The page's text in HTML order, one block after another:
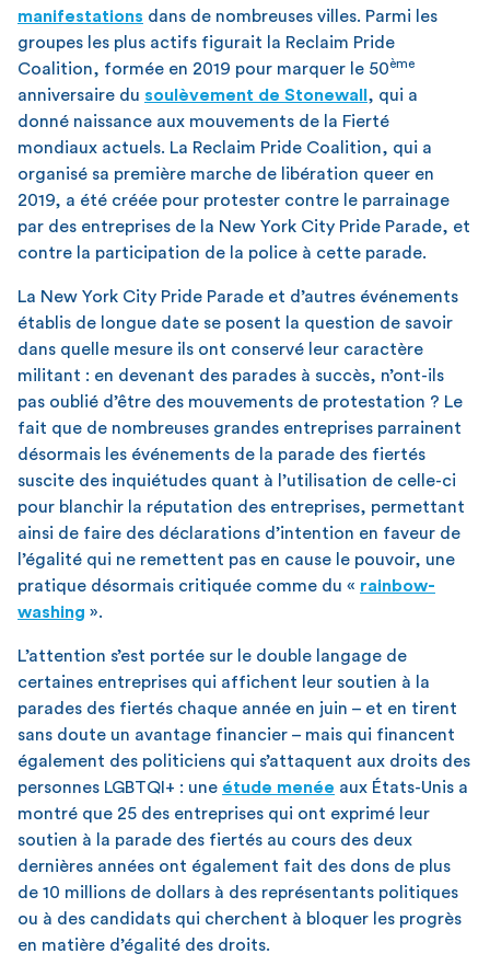
manifestations dans de nombreuses villes. Parmi les
groupes les plus actifs figurait la Reclaim Pride
Coalition, formée en 2019 pour marquer le 50ème
anniversaire du soulèvement de Stonewall , qui a
donné naissance aux mouvements de la Fierté
mondiaux actuels. La Reclaim Pride Coalition, qui a
organisé sa première marche de libération queer en
2019, a été créée pour protester contre le parrainage
par des entreprises de la New York City Pride Parade, et
contre la participation de la police à cette parade.
La New York City Pride Parade et d’autres événements
établis de longue date se posent la question de savoir
dans quelle mesure ils ont conservé leur caractère
militant : en devenant des parades à succès, n’ont-ils
pas oublié d’être des mouvements de protestation ? Le
fait que de nombreuses grandes entreprises parrainent
désormais les événements de la parade des fiertés
suscite des inquiétudes quant à l’utilisation de celle-ci
pour blanchir la réputation des entreprises, permettant
ainsi de faire des déclarations d’intention en faveur de
l’égalité qui ne remettent pas en cause le pouvoir, une
pratique désormais critiquée comme du « rainbow-
washing ».
L’attention s’est portée sur le double langage de
certaines entreprises qui affichent leur soutien à la
parades des fiertés chaque année en juin – et en tirent
sans doute un avantage financier – mais qui financent
également des politiciens qui s’attaquent aux droits des
personnes LGBTQI+ : une étude menée aux États-Unis a
montré que 25 des entreprises qui ont exprimé leur
soutien à la parade des fiertés au cours des deux
dernières années ont également fait des dons de plus
de 10 millions de dollars à des représentants politiques
ou à des candidats qui cherchent à bloquer les progrès
en matière d’égalité des droits.